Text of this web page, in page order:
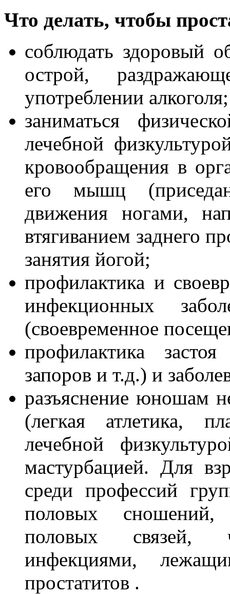
Что делать, чтобы
соблюдать здоровый
острой,
употреблении алкоголя;
заниматься
лечебной
кровообращения в
его мышц
движения ногами,
втягиванием заднего
занятия йогой;
профилактика и
инфекционных
(своевременное
профилактика
запоров и т.д.) и
разъяснение юношам
(легкая атлетика,
лечебной
мастурбацией. Для
среди профессий
половых сношений,
половых связей,
инфекциями,
простатитов .